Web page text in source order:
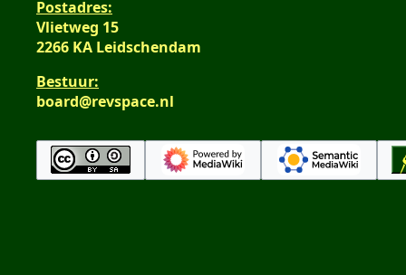
Postadres:
Vlietweg 15
2266 KA Leidschendam
Bestuur:
board@revspace.nl